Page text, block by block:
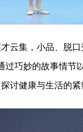
云集，小品、脱
过巧妙的故事情节
探讨健康与生活的